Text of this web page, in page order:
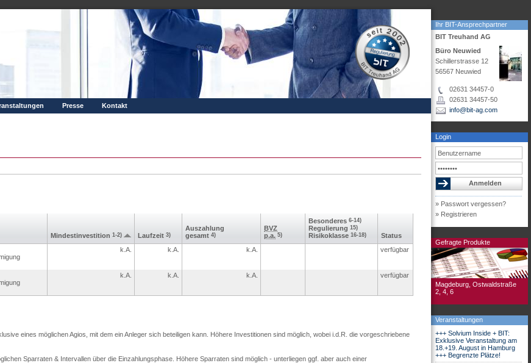
Ihr BIT-Ansprechpartner
BIT Treuhand AG
Büro Neuwied
Schillerstrasse 12
56567 Neuwied
02631 34457-0
02631 34457-50
info@bit-ag.com
Login
» Passwort vergessen?
» Registrieren
Gefragte Produkte
Magdeburg, Ostwaldstraße
2, 4, 6
Veranstaltungen
+++ Solvium Inside + BIT:
Exklusive Veranstaltung am
18.+19. August in Hamburg
+++ Begrenzte Plätze!
Presse Kontakt
Mindest­investition 1-2) Laufzeit 3)
Aus­zahlung
gesamt 4)
BVZ
p.a. 5)
Besonderes 6-14)
Regulierung 15)
Risikoklasse 16-18)
Status
k.A. k.A. k.A. verfügbar
k.A. k.A. k.A. verfügbar
eines möglichen Agios, mit dem ein Anleger sich beteiligen kann. Höhere Investitionen sind möglich, wobei i.d.R. die vorgeschriebene
Sparraten & Intervallen über die Einzahlungsphase. Höhere Sparraten sind möglich - unterliegen ggf. aber auch einer